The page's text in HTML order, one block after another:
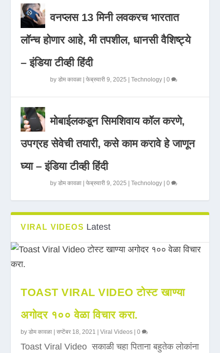
वनप्लस 13 मिनी लवकरच भारतात
लॉन्च होणार आहे, मी तपशील, धानसी वैशिष्ट्ये
– इंडिया टीव्ही हिंदी
byडोम कावळा |फेब्रुवारी 9, 2025 |Technology |0
मोबाईलकडून सिमशिवाय कॉल करणे,
उपग्रह सेवेची तयारी, कसे काम करावे हे जाणून
घ्या – इंडिया टीव्ही हिंदी
byडोम कावळा |फेब्रुवारी 9, 2025 |Technology |0
VIRAL VIDEOS Latest
TOAST VIRAL VIDEO टोस्ट खाण्या
अगोदर १०० वेळा विचार करा.
byडोम कावळा |सप्टेंबर 18, 2021 |Viral Videos |0
Toast Viral Video सकाळी चहा पिताना बहुतेक लोकांना